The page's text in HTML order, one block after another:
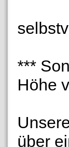
***
Höhe
über